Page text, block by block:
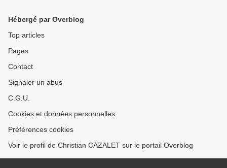
Hébergé par Overblog
Top articles
Pages
Contact
Signaler un abus
C.G.U.
Cookies et données personnelles
Préférences cookies
Voir le profil de Christian CAZALET sur le portail Overblog